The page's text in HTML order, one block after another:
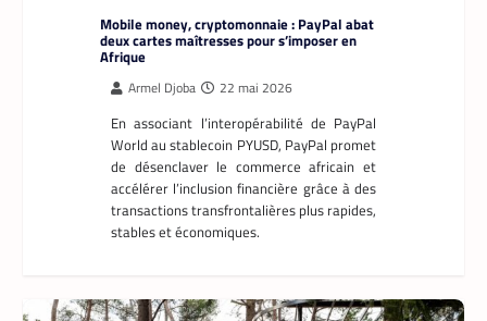
Mobile money, cryptomonnaie : PayPal abat
deux cartes maîtresses pour s’imposer en
Afrique
Armel Djoba 22 mai 2026
En associant l’interopérabilité de PayPal
World au stablecoin PYUSD, PayPal promet
de désenclaver le commerce africain et
accélérer l’inclusion financière grâce à des
transactions transfrontalières plus rapides,
stables et économiques.